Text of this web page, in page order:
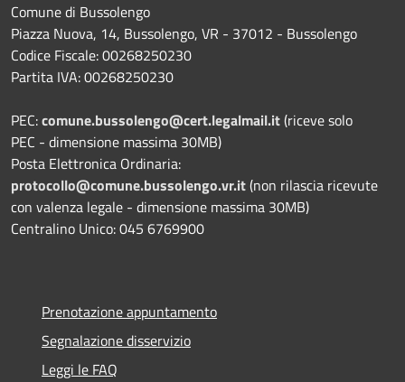
Comune di Bussolengo
Piazza Nuova, 14, Bussolengo, VR - 37012 - Bussolengo
Codice Fiscale: 00268250230
Partita IVA: 00268250230
PEC:comune.bussolengo@cert.legalmail.it(riceve solo
PEC - dimensione massima 30MB)
Posta Elettronica Ordinaria:
protocollo@comune.bussolengo.vr.it(non rilascia ricevute
con valenza legale - dimensione massima 30MB)
Centralino Unico: 045 6769900
Prenotazione appuntamento
Segnalazione disservizio
Leggi le FAQ